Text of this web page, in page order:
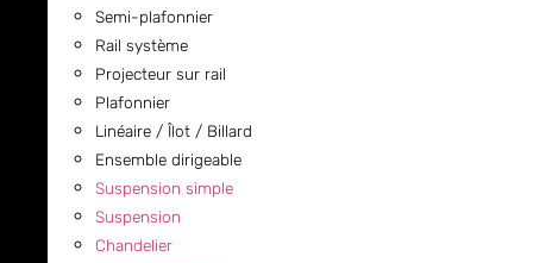
Semi-plafonnier
Rail système
Projecteur sur rail
Plafonnier
Linéaire / Îlot / Billard
Ensemble dirigeable
Suspension simple
Suspension
Chandelier